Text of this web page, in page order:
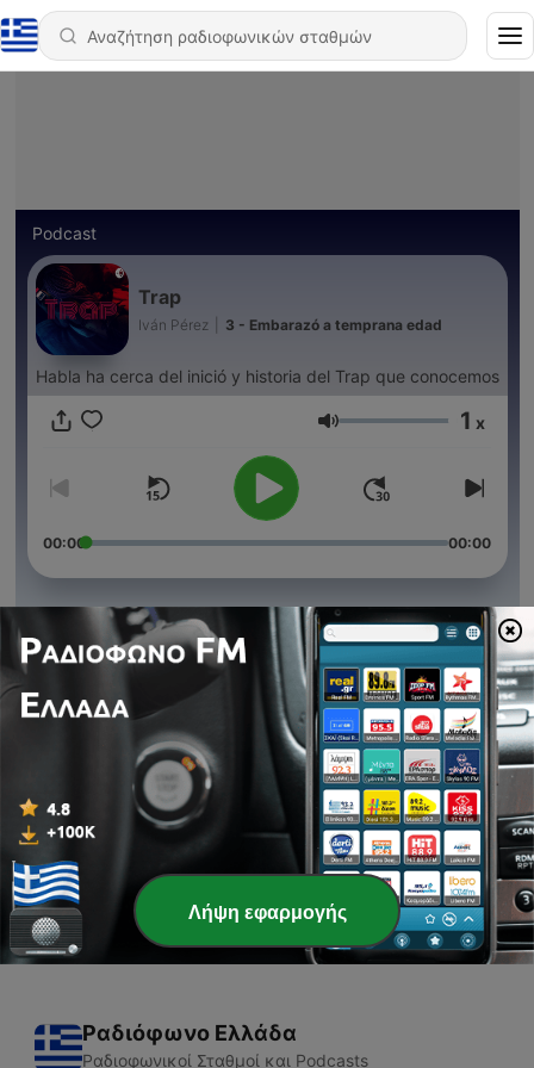
Podcast
Trap
Iván Pérez 3 - Embarazó a temprana edad
Habla ha cerca del inició y historia del Trap que conocemos
Ένταση 1 x
00:00 00:00
Επεισόδια
3 Embarazó a temprana edad
03 Οκτ 2020
historia del Trap
1 - Es inicio del Trap
01 Οκτ 2020
Ραδιόφωνο Ελλάδα
Ραδιοφωνικοί Σταθμοί και Podcasts
Λήψη εφαρμογής